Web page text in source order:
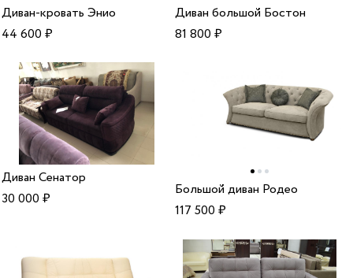
Диван-кровать Энио
44 600₽
Диван большой Бостон
81 800₽
Диван Сенатор
30 000₽
Большой диван Родео
117 500₽